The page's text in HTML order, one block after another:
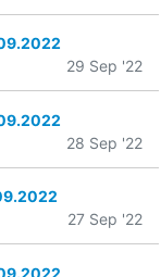
29 Sep '22
28 Sep '22
27 Sep '22